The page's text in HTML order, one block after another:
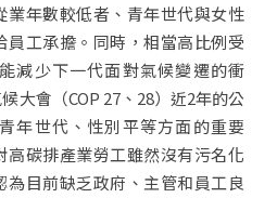
業年數較低者、青年世代與女性
工承擔。同時，相當高比例受
減少下一代面對氣候變遷的衝
大會（COP 27、28）近2年的公
年世代、性別平等方面的重要
高碳排產業勞工雖然沒有污名化
目前缺乏政府、主管和員工良